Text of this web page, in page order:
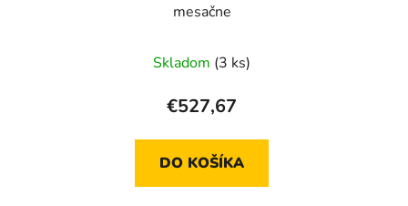
mesačne
Skladom (3 ks)
€527,67
DO KOŠÍKA